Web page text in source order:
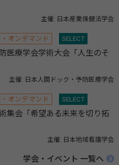
主催: 日本産業保健法学会
オンデマンド SELECT
医療学会学術大会「人生のそ
主催: 日本人間ドック・予防医療学会
オンデマンド SELECT
集会「希望ある未来を切り拓
主催: 日本地域看護学会
学会・イベント 一覧へ